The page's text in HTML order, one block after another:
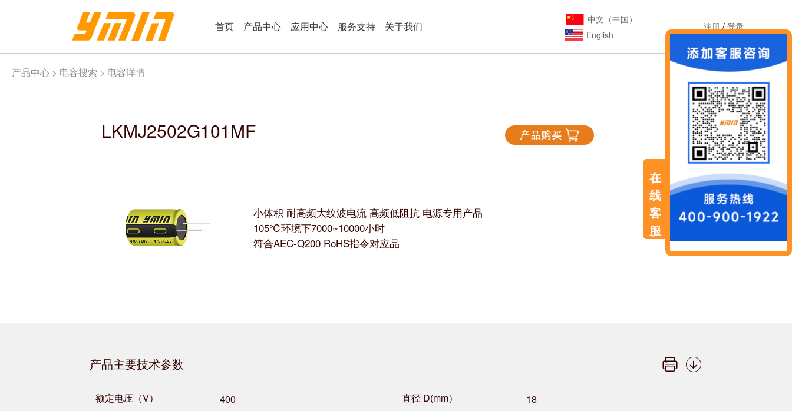
在
线
客
服
首页 产品中心 应用中心 服务支持 关于我们
中文（中国）
English
注册 / 登录
产品中心 > 电容搜索 > 电容详情
LKMJ2502G101MF
小体积 耐高频大纹波电流 高频低阻抗 电源专用产品
105℃环境下7000~10000小时
符合AEC-Q200 RoHS指令对应品
产品主要技术参数
额定电压（V） 400 直径 D(mm） 18